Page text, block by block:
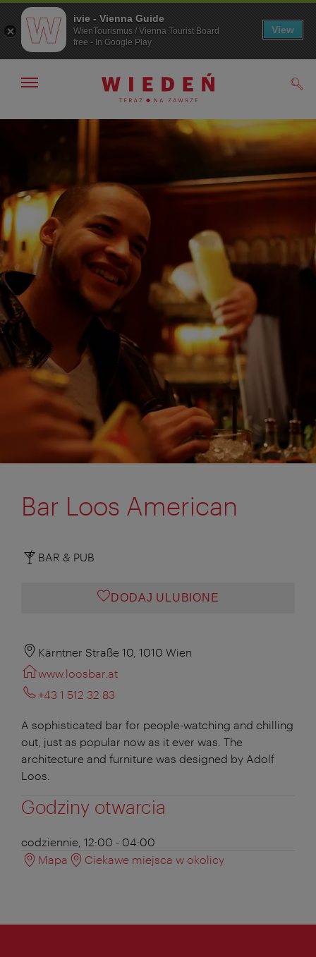
Przejdź
nawigacji
Przejdź
Pokaż/ukryj
Bar Loos American
BAR & PUB
DODAJ ULUBIONE
Kärntner Straße 10, 1010 Wien
www.loosbar.at
+43 1 512 32 83
A sophisticated bar for people-watching and chilling
out, just as popular now as it ever was. The
architecture and furniture was designed by Adolf
Loos.
Godziny otwarcia
codziennie, 12:00 - 04:00
Mapa
Ciekawe miejsca w okolicy
ivie - Vienna Guide
WienTourismus / Vienna Tourist Board
free - In Google Play
View